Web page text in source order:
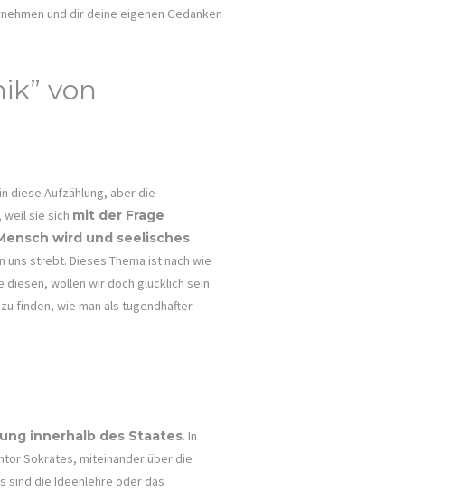
und dir deine eigenen Gedanken
von
diese Aufzählung, aber die
weil sie sich mit der Frage
wird und seelisches
uns strebt. Dieses Thema ist nach wie
diesen, wollen wir doch glücklich sein.
finden, wie man als tugendhafter
innerhalb des Staates. In
Sokrates, miteinander über die
sind die Ideenlehre oder das